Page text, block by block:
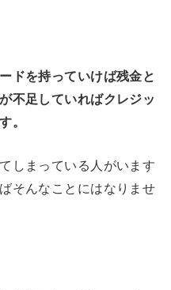
ドを持っていけば残金と
不足していればクレジッ
。
しまっている人がいます
そんなことにはなりませ